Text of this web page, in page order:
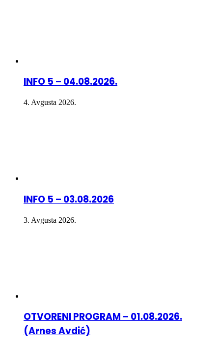
INFO 5 – 04.08.2026.
4. Avgusta 2026.
INFO 5 – 03.08.2026
3. Avgusta 2026.
OTVORENI PROGRAM – 01.08.2026.
(Arnes Avdić)